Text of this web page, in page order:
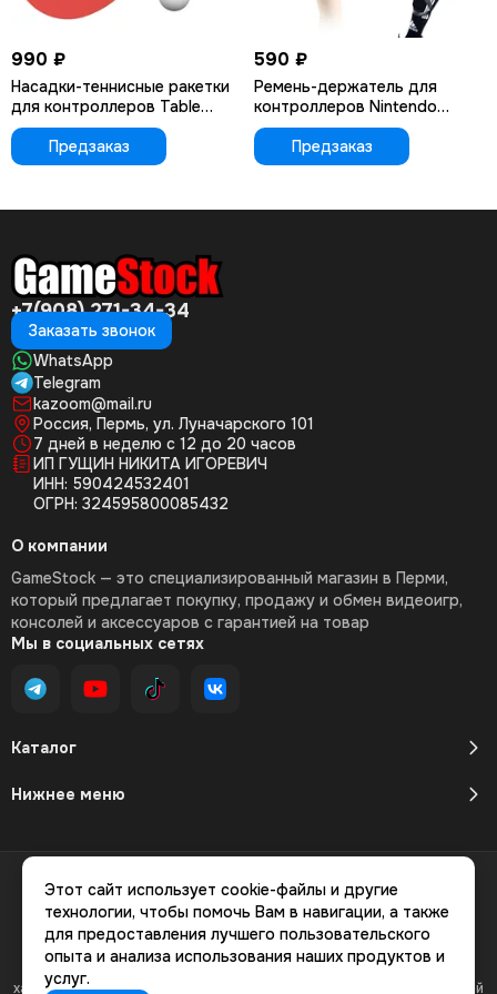
990 ₽
Насадки-теннисные ракетки
для контроллеров Table
Tennis Racket Joy-Con (DOBE
TNS-2115) Switch Oled
Предзаказ
590 ₽
Ремень-держатель для
контроллеров Nintendo
Switch / Switch Oled Joy-Pad
(Dobe TNS-2126B) Hands +
Legs
Предзаказ
+7(908) 271-34-34
Заказать звонок
WhatsApp
Telegram
kazoom@mail.ru
Россия, Пермь, ул. Луначарского 101
7 дней в неделю с 12 до 20 часов
ИП ГУЩИН НИКИТА ИГОРЕВИЧ
ИНН: 590424532401
ОГРН: 324595800085432
Каталог
Нижнее меню
О компании
GameStock — это специализированный магазин в Перми,
который предлагает покупку, продажу и обмен видеоигр,
консолей и аксессуаров с гарантией на товар
Мы в социальных сетях
2026 © GameStock Магазин видеоигр. Карта сайта
Вся представленная на сайте информация, касающаяся
характеристик, стоимости товаров и услуг, носит информационный
Этот сайт использует cookie-файлы и другие
технологии, чтобы помочь Вам в навигации, а также
для предоставления лучшего пользовательского
опыта и анализа использования наших продуктов и
услуг.